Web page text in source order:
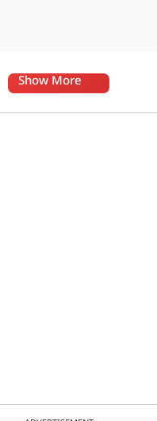
Show More